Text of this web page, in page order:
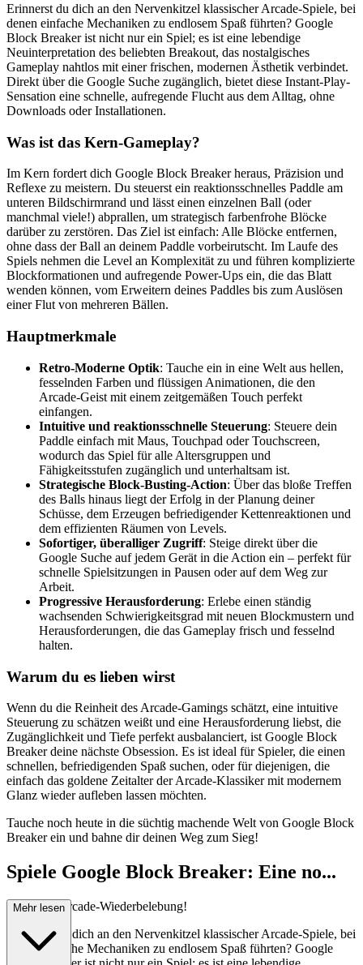
Erinnerst du dich an den Nervenkitzel klassischer Arcade-Spiele, bei
denen einfache Mechaniken zu endlosem Spaß führten? Google
Block Breaker ist nicht nur ein Spiel; es ist eine lebendige
Neuinterpretation des beliebten Breakout, das nostalgisches
Gameplay nahtlos mit einer frischen, modernen Ästhetik verbindet.
Direkt über die Google Suche zugänglich, bietet diese Instant-Play-
Sensation eine schnelle, aufregende Flucht aus dem Alltag, ohne
Downloads oder Installationen.
Was ist das Kern-Gameplay?
Im Kern fordert dich Google Block Breaker heraus, Präzision und
Reflexe zu meistern. Du steuerst ein reaktionsschnelles Paddle am
unteren Bildschirmrand und lässt einen einzelnen Ball (oder
manchmal viele!) abprallen, um strategisch farbenfrohe Blöcke
darüber zu zerstören. Das Ziel ist einfach: Alle Blöcke entfernen,
ohne dass der Ball an deinem Paddle vorbeirutscht. Im Laufe des
Spiels nehmen die Level an Komplexität zu und führen komplizierte
Blockformationen und aufregende Power-Ups ein, die das Blatt
wenden können, vom Erweitern deines Paddles bis zum Auslösen
einer Flut von mehreren Bällen.
Hauptmerkmale
Retro-Moderne Optik: Tauche ein in eine Welt aus hellen,
fesselnden Farben und flüssigen Animationen, die den
Arcade-Geist mit einem zeitgemäßen Touch perfekt
einfangen.
Intuitive und reaktionsschnelle Steuerung: Steuere dein
Paddle einfach mit Maus, Touchpad oder Touchscreen,
wodurch das Spiel für alle Altersgruppen und
Fähigkeitsstufen zugänglich und unterhaltsam ist.
Strategische Block-Busting-Action: Über das bloße Treffen
des Balls hinaus liegt der Erfolg in der Planung deiner
Schüsse, dem Erzeugen befriedigender Kettenreaktionen und
dem effizienten Räumen von Levels.
Sofortiger, überalliger Zugriff: Steige direkt über die
Google Suche auf jedem Gerät in die Action ein – perfekt für
schnelle Spielsitzungen in Pausen oder auf dem Weg zur
Arbeit.
Progressive Herausforderung: Erlebe einen ständig
wachsenden Schwierigkeitsgrad mit neuen Blockmustern und
Herausforderungen, die das Gameplay frisch und fesselnd
halten.
Warum du es lieben wirst
Wenn du die Reinheit des Arcade-Gamings schätzt, eine intuitive
Steuerung zu schätzen weißt und eine Herausforderung liebst, die
Zugänglichkeit und Tiefe perfekt ausbalanciert, ist Google Block
Breaker deine nächste Obsession. Es ist ideal für Spieler, die einen
schnellen, befriedigenden Spaß suchen, oder für diejenigen, die
einfach das goldene Zeitalter der Arcade-Klassiker mit modernem
Glanz wieder aufleben lassen möchten.
Tauche noch heute in die süchtig machende Welt von Google Block
Breaker ein und bahne dir deinen Weg zum Sieg!
Spiele Google Block Breaker: Eine no...
stalgische Arcade-Wiederbelebung!
Erinnerst du dich an den Nervenkitzel klassischer Arcade-Spiele, bei
denen einfache Mechaniken zu endlosem Spaß führten? Google
Mehr lesen